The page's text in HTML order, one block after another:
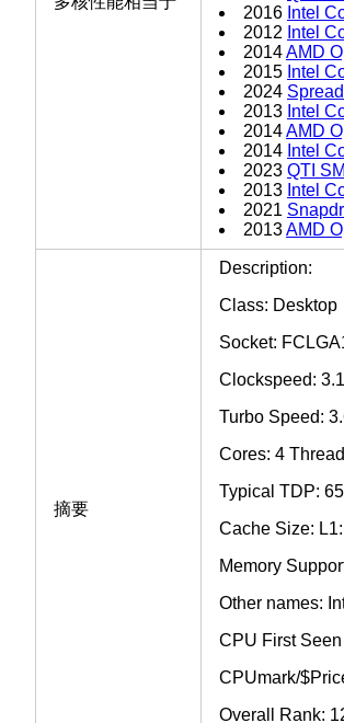
2016 Intel
2012 Intel
2014AMD
2015 Intel
2024
2013 Intel
2014AMD
2014 Intel
2023 QTI
2013 Intel
2021
2013AMD
摘要
Description:
Class: Desktop
Socket:
Clockspeed:
Turbo Speed:
Cores: 4
Typical TDP:
Cache Size:
Memory
Other names:
CPU First
CPUmark/
Overall Rank: